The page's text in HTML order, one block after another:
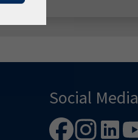
Social Media